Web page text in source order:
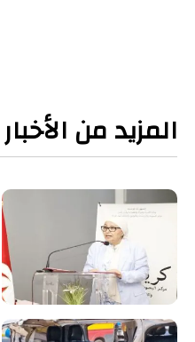
المزيد من الأخبار